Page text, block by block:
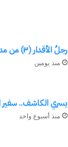
رجلُ الأقدار (٣) من مدرسةِ المشاةِ إلى كليةِ كامبرلي
منذ يومين
يسري الكاشف.. سفير
منذ أسبوع واحد